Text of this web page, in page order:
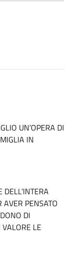
UN’OPERA DI
IN
AVER PENSATO
DI
VALORE LE